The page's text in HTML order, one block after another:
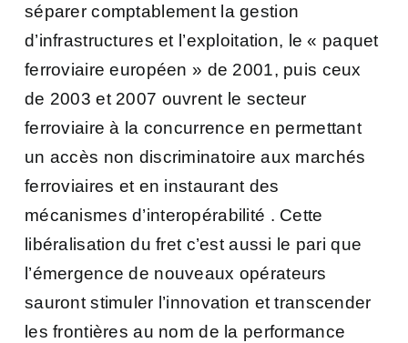
séparer comptablement la gestion
d’infrastructures et l’exploitation, le « paquet
ferroviaire européen » de 2001, puis ceux
de 2003 et 2007 ouvrent le secteur
ferroviaire à la concurrence en permettant
un accès non discriminatoire aux marchés
ferroviaires et en instaurant des
mécanismes d’interopérabilité . Cette
libéralisation du fret c’est aussi le pari que
l’émergence de nouveaux opérateurs
sauront stimuler l’innovation et transcender
les frontières au nom de la performance